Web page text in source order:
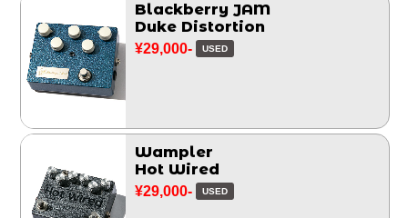
Blackberry JAM
Duke Distortion
¥29,000- USED
Wampler
Hot Wired
¥29,000- USED